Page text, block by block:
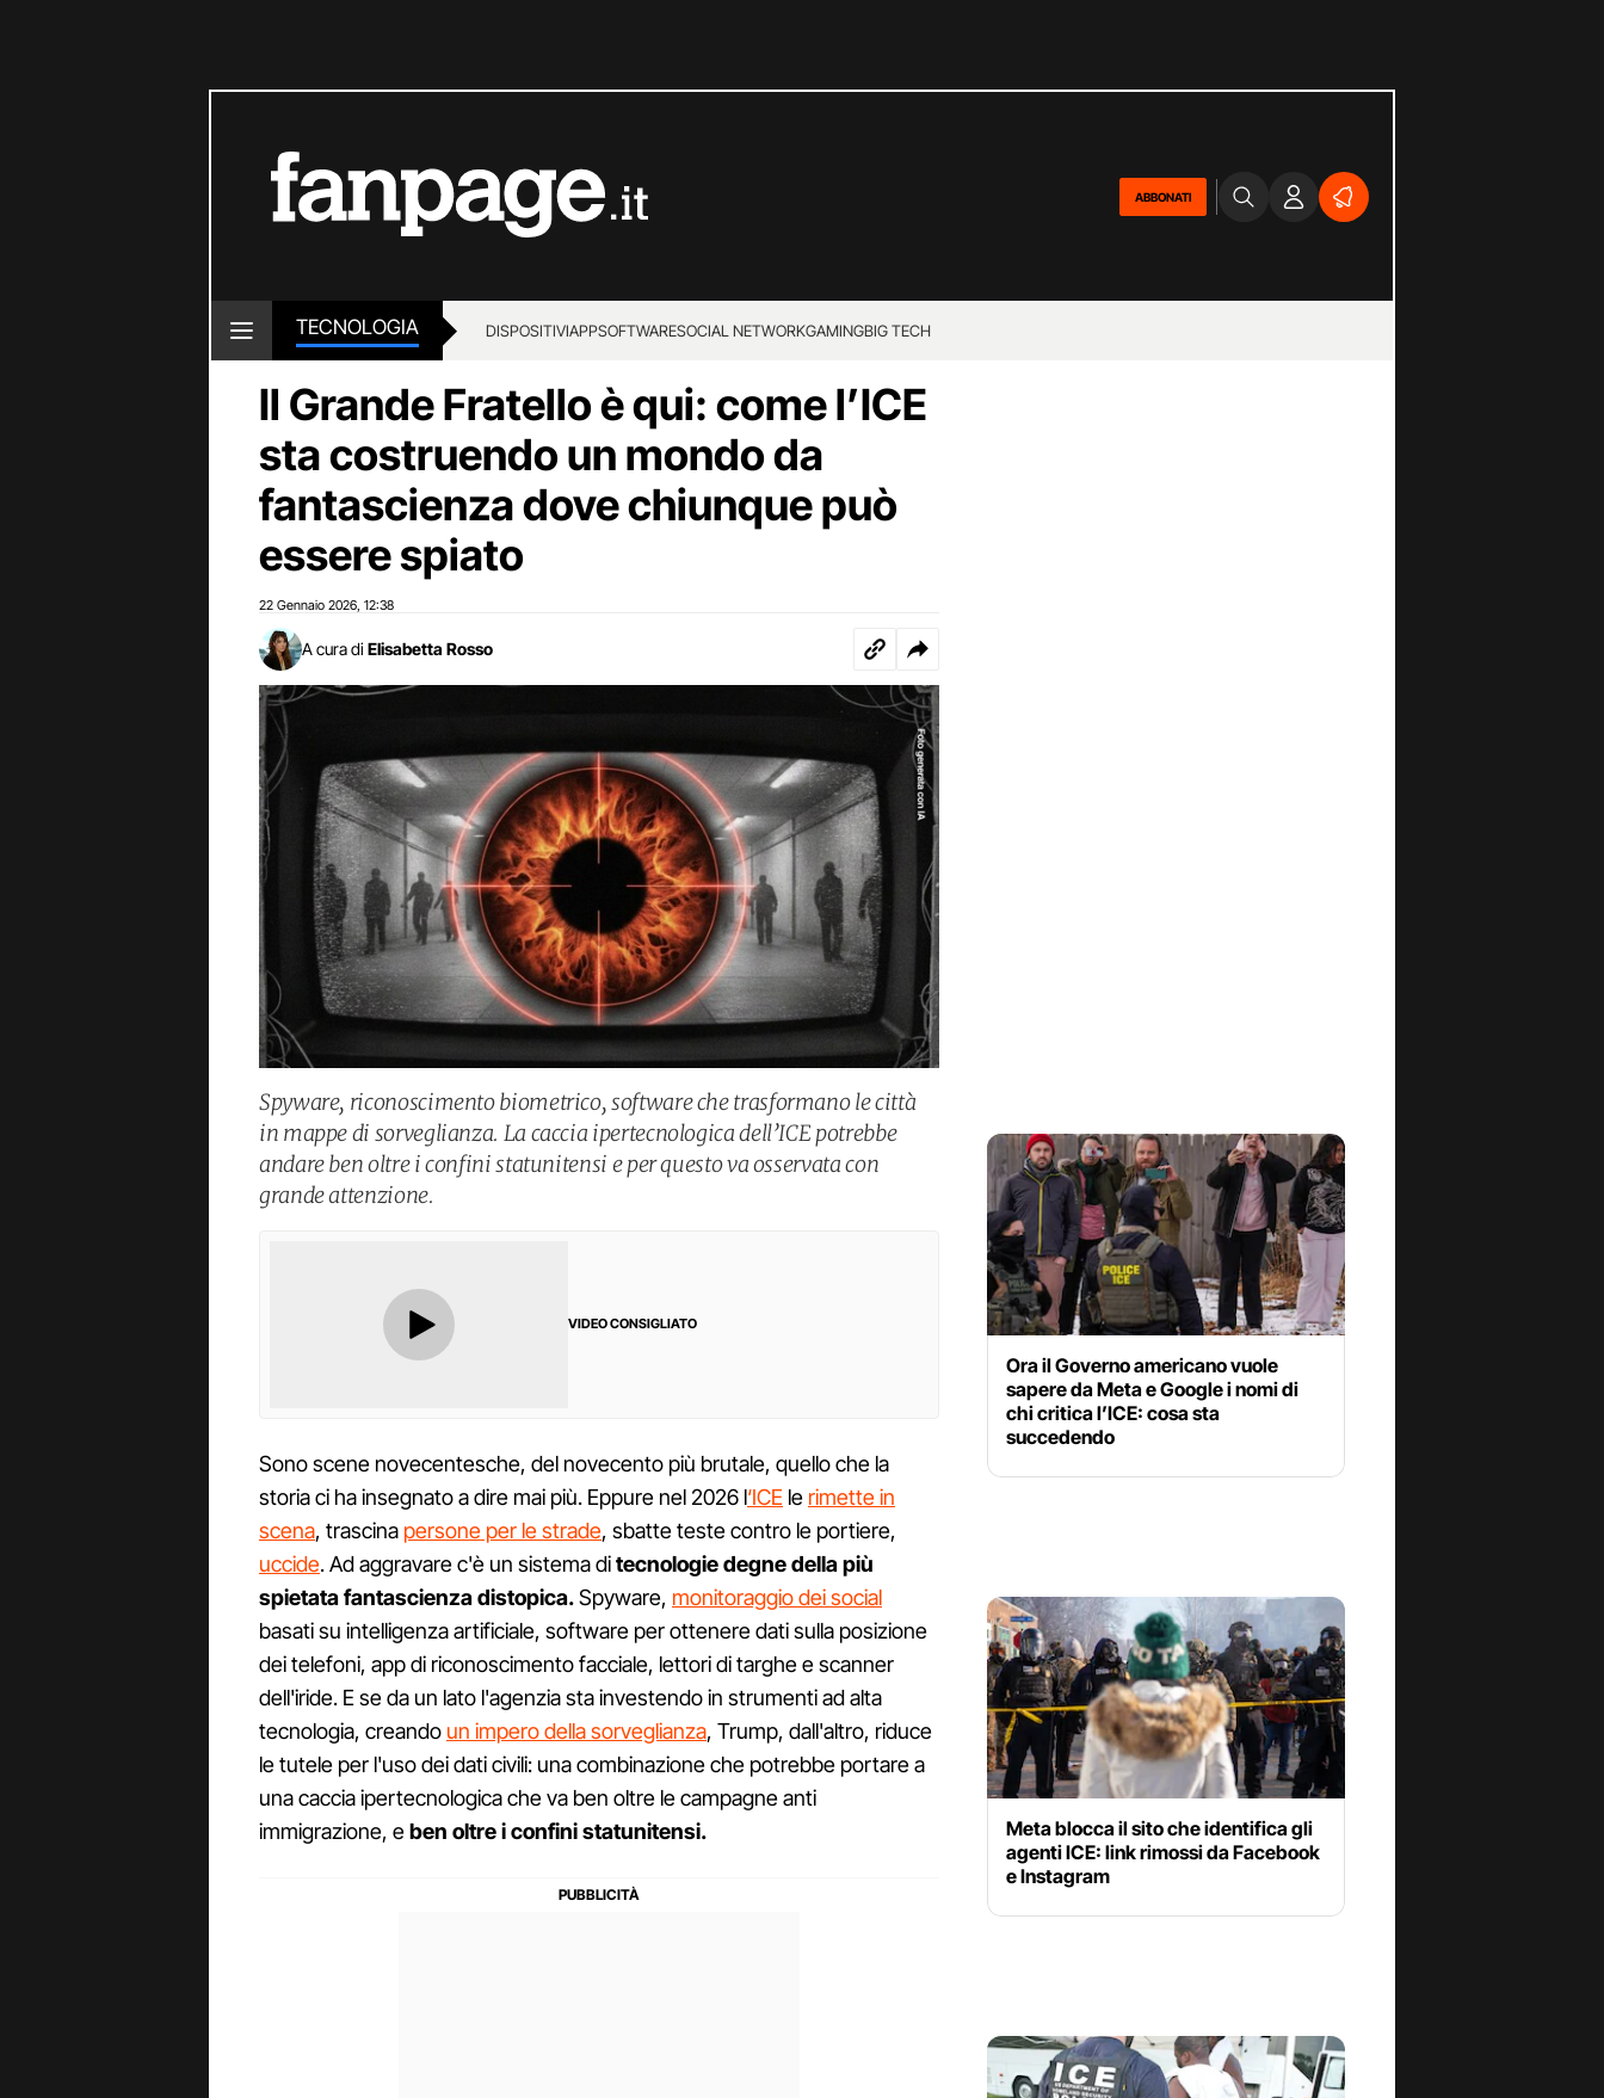
ABBONATI
TECNOLOGIA DISPOSITIVIAPPSOFTWARESOCIAL NETWORKGAMINGBIG TECH
Il Grande Fratello è qui: come l’ICE
sta costruendo un mondo da
fantascienza dove chiunque può
essere spiato
22 Gennaio 2026 12:38
A cura di Elisabetta Rosso
Spyware, riconoscimento biometrico, software che trasformano le città
in mappe di sorveglianza. La caccia ipertecnologica dell’ICE potrebbe
andare ben oltre i confini statunitensi e per questo va osservata con
grande attenzione.
VIDEO CONSIGLIATO
Sono scene novecentesche, del novecento più brutale, quello che la
storia ci ha insegnato a dire mai più. Eppure nel 2026 l‘ICE le rimette in
scena, trascina persone per le strade, sbatte teste contro le portiere,
uccide. Ad aggravare c'è un sistema ditecnologie degne della più
spietata fantascienza distopica.Spyware, monitoraggio dei social
basati su intelligenza artificiale, software per ottenere dati sulla posizione
dei telefoni, app di riconoscimento facciale, lettori di targhe e scanner
dell'iride. E se da un lato l'agenzia sta investendo in strumenti ad alta
tecnologia, creando un impero della sorveglianza, Trump, dall'altro, riduce
le tutele per l'uso dei dati civili: una combinazione che potrebbe portare a
una caccia ipertecnologica che va ben oltre le campagne anti
immigrazione, eben oltre i confini statunitensi.
Ora il Governo americano vuole
sapere da Meta e Google i nomi di
chi critica l’ICE: cosa sta
succedendo
Meta blocca il sito che identifica gli
agenti ICE: link rimossi da Facebook
e Instagram